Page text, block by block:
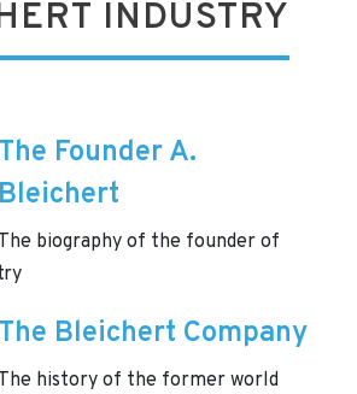
INDUSTRY
The Founder A.
Bleichert
The biography of the founder of
The Bleichert Company
The history of the former world